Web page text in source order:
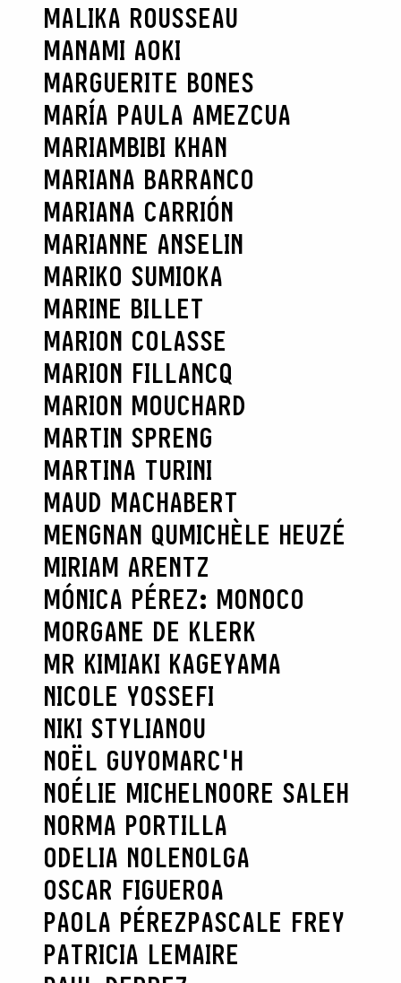
MALIKA ROUSSEAU
MANAMI AOKI
MARGUERITE BONES
MARÍA PAULA AMEZCUA
MARIAMBIBI KHAN
MARIANA BARRANCO
MARIANA CARRIÓN
MARIANNE ANSELIN
MARIKO SUMIOKA
MARINE BILLET
MARION COLASSE
MARION FILLANCQ
MARION MOUCHARD
MARTIN SPRENG
MARTINA TURINI
MAUD MACHABERT
MENGNAN QUMICHÈLE HEUZÉ
MIRIAM ARENTZ
MÓNICA PÉREZ: MONOCO
MORGANE DE KLERK
MR KIMIAKI KAGEYAMA
NICOLE YOSSEFI
NIKI STYLIANOU
NOËL GUYOMARC'H
NOÉLIE MICHELNOORE SALEH
NORMA PORTILLA
ODELIA NOLENOLGA
OSCAR FIGUEROA
PAOLA PÉREZPASCALE FREY
PATRICIA LEMAIRE